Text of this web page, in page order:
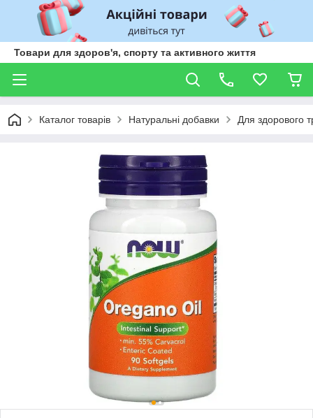
Товари для здоров'я, спорту та активного життя
Каталог товарів Натуральні добавки Для здорового